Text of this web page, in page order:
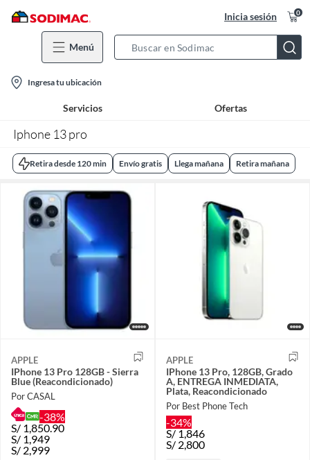
Inicia sesión 0
Menú
Bar
location-
icon
Ingresa tu ubicación
Servicios Ofertas
Iphone 13 pro
Retira desde 120 min Envío gratis Llega mañana Retira mañana
APPLE
IPhone 13 Pro 128GB - Sierra
Blue (Reacondicionado)
Por CASAL
-38%
S/ 1,850.90
S/ 1,949
S/ 2,999
APPLE
IPhone 13 Pro, 128GB, Grado
A, ENTREGA INMEDIATA,
Plata, Reacondicionado
Por Best Phone Tech
-34%
S/ 1,846
S/ 2,800